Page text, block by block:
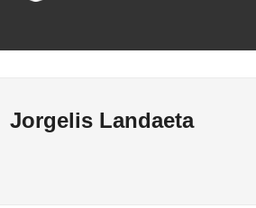
Jorgelis Landaeta